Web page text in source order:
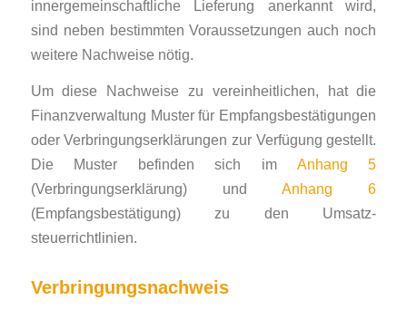
innergemeinschaftliche Lieferung anerkannt wird,
sind neben bestimmten Voraussetzungen auch noch
weitere Nachweise nötig.
Um diese Nachweise zu ver­ein­heit­lichen, hat die
Finanzverwaltung Muster für Empfangsbestätigungen
oder Verbringungserklärungen zur Verfügung gestellt.
Die Muster befinden sich im Anhang 5
(Verbringungserklärung) undAnhang 6
(Empfangsbestätigung) zu den Um­satz­
steuerrichtlinien.
Verbringungsnachweis